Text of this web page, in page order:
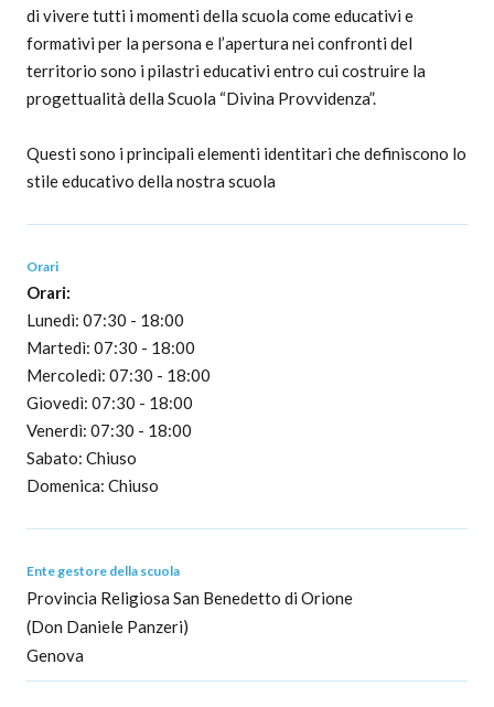
di vivere tutti i momenti della scuola come educativi e
formativi per la persona e l’apertura nei confronti del
territorio sono i pilastri educativi entro cui costruire la
progettualità della Scuola “Divina Provvidenza”.
Questi sono i principali elementi identitari che definiscono lo
stile educativo della nostra scuola
Orari
Orari:
Lunedì: 07:30 - 18:00
Martedì: 07:30 - 18:00
Mercoledì: 07:30 - 18:00
Giovedì: 07:30 - 18:00
Venerdì: 07:30 - 18:00
Sabato: Chiuso
Domenica: Chiuso
Ente gestore della scuola
Provincia Religiosa San Benedetto di Orione
(Don Daniele Panzeri)
Genova